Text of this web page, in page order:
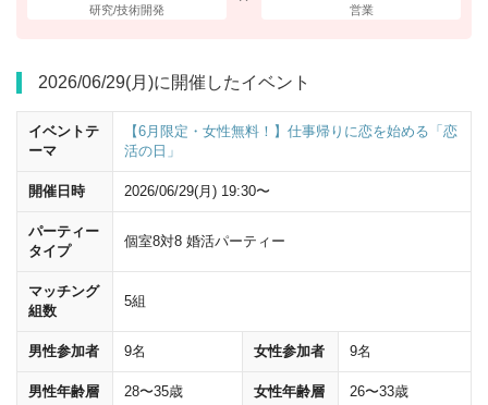
50ｍほど直進すると 「新槇町ビル」が前方にあります。 こちらの
地下からのアクセス
研究/技術開発 営業
2026/06/29(月)に開催したイベント
イベントテ
ーマ
【6月限定・女性無料！】仕事帰りに恋を始める「恋
活の日」
開催日時 2026/06/29(月) 19:30〜
パーティー
タイプ
個室8対8 婚活パーティー
マッチング
組数
5組
男性参加者 9名 女性参加者 9名
男性年齢層 28〜35歳 女性年齢層 26〜33歳